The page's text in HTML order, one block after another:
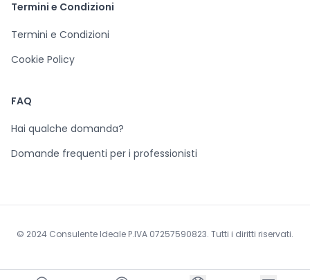
Termini e Condizioni
Termini e Condizioni
Cookie Policy
FAQ
Hai qualche domanda?
Domande frequenti per i professionisti
© 2024 Consulente Ideale P.IVA 07257590823. Tutti i diritti riservati.